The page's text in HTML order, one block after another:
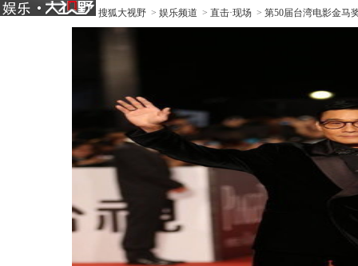
搜狐大视野 > 娱乐频道 > 直击·现场 > 第50届台湾电影金马